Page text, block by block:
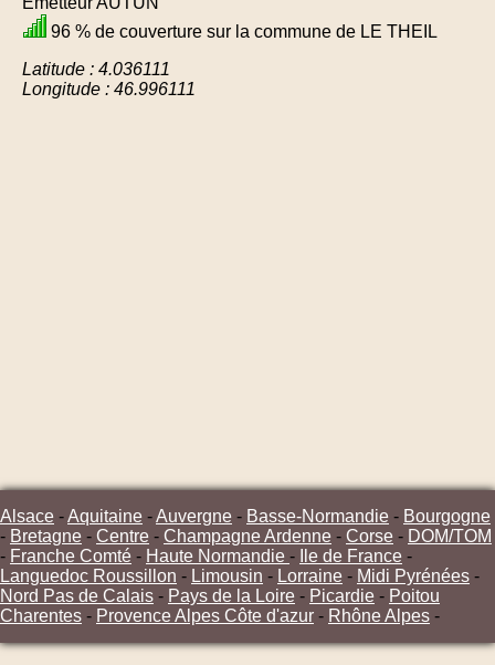
96 % de couverture sur la commune de LE THEIL
Latitude : 4.036111
Longitude : 46.996111
Alsace -Aquitaine -Auvergne - Basse-Normandie - Bourgogne
- Bretagne - Centre - Champagne Ardenne - Corse - DOM/TOM
- Franche Comté - Haute Normandie - Ile de France -
Languedoc Roussillon - Limousin - Lorraine - Midi Pyrénées -
Nord Pas de Calais - Pays de la Loire - Picardie - Poitou
Charentes - Provence Alpes Côte d'azur - Rhône Alpes -